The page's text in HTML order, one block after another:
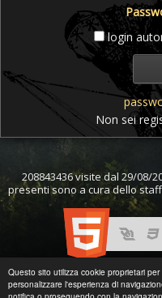
Questo sito utilizza cookie proprietari
personalizzare l'esperienza di
login
Non sei
208843436 visite dal 29/08/
presenti sono a cura dello